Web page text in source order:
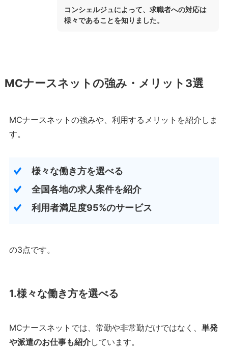
コンシェルジュによって、求職者への対応は
様々であることを知りました。
MCナースネットの強み・メリット3選
MCナースネットの強みや、利用するメリットを紹介しま
す。
様々な働き方を選べる
全国各地の求人案件を紹介
利用者満足度95%のサービス
の3点です。
1.様々な働き方を選べる
MCナースネットでは、常勤や非常勤だけではなく、 単発
や派遣のお仕事も紹介しています。